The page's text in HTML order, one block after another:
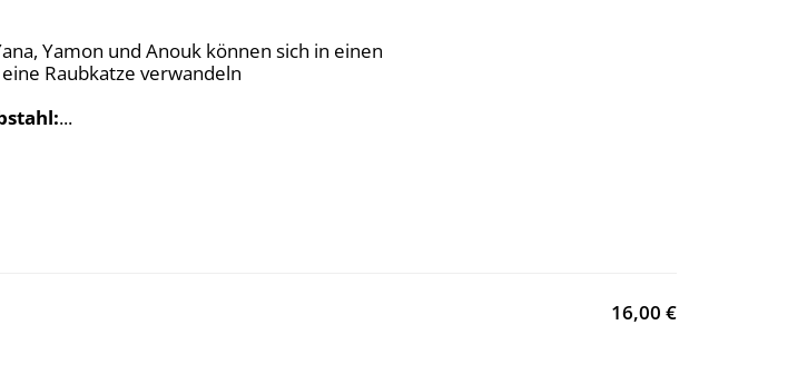
Yamon und Anouk können sich in einen
Raubkatze verwandeln
...
16,00 €